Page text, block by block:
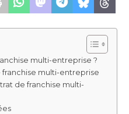
multi-entreprise ?
multi-entreprise
de franchise multi-